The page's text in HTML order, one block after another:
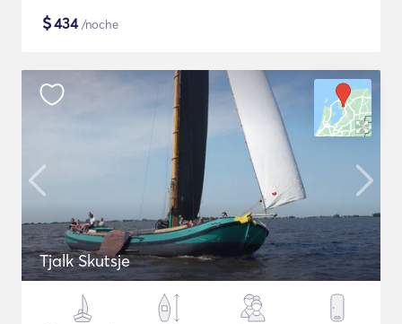
$434/noche
Tjalk Skutsje